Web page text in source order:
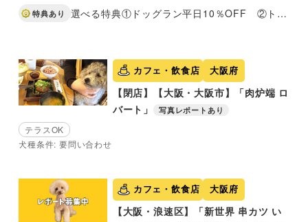
特典あり 選べる特典①ドッグラン平日10％OFF ②トリミングコースご利用のお客様限定！選べるオプションメニューサービス
カフェ・飲食店 大阪府
【閉店】【大阪・大阪市】「肉炉端 ロ
バート」
写真レポートあり
テラスOK
犬種条件: 要問い合わせ
カフェ・飲食店 大阪府
【大阪・浪速区】「新世界 串カツ い